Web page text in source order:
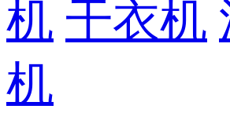
机 干衣机
机